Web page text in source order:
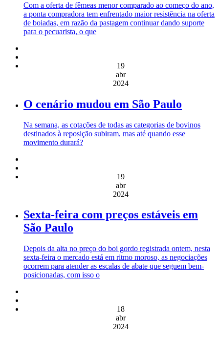
Com a oferta de fêmeas menor comparado ao começo do ano,
a ponta compradora tem enfrentado maior resistência na oferta
de boiadas, em razão da pastagem continuar dando suporte
para o pecuarista, o que
19
abr
2024
O cenário mudou em São Paulo
Na semana, as cotações de todas as categorias de bovinos
destinados à reposição subiram, mas até quando esse
movimento durará?
19
abr
2024
Sexta-feira com preços estáveis em
São Paulo
Depois da alta no preço do boi gordo registrada ontem, nesta
sexta-feira o mercado está em ritmo moroso, as negociações
ocorrem para atender as escalas de abate que seguem bem-
posicionadas, com isso o
18
abr
2024